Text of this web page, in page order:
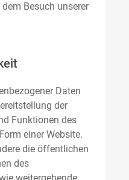
Besuch unserer
Daten
der
Funktionen des
einer Website.
die öffentlichen
des